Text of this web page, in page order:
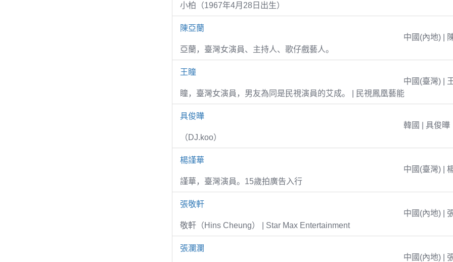
小柏（1967年4月28日出生）
陳亞蘭
中國(內地) |
亞蘭，臺灣女演員、主持人、歌仔戲藝人。
王瞳
中國(臺灣) |
瞳，臺灣女演員，男友為同是民視演員的艾成。 | 民視鳳凰藝能
具俊曄
韓國 | 具俊曄
（DJ.koo）
楊謹華
中國(臺灣) |
謹華，臺灣演員。15歲拍廣告入行
張敬軒
中國(內地) |
敬軒（Hins Cheung） | Star Max Entertainment
張瀾瀾
中國(內地) |